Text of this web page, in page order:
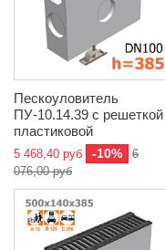
Пескоуловитель
ПУ-10.14.39 с решеткой
пластиковой
5 468,40 руб -10%
6
076,00 руб